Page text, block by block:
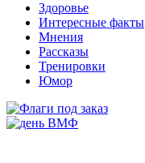
Здоровье
Интересные факты
Мнения
Рассказы
Тренировки
Юмор